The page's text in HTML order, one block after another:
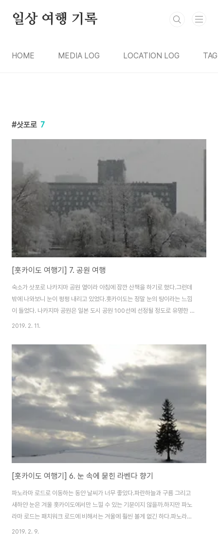
일상 여행 기록
HOME MEDIA LOG LOCATION LOG TAG
삿포로 7
[홋카이도 여행기] 7. 공원 여행
숙소가 삿포로 나카지마 공원 옆이라 아침에 잠깐 산책을 하기로 했다.그런데
밖에 나와보니 눈이 펑펑 내리고 있었다.홋카이도는 정말 눈의 땅이라는 느낌
이 들었다. 나카지마 공원은 일본 도시 공원 100선에 선정될 정도로 유명한 공
원이다.이 곳은 나무를 저장해 두는 연못이 만들어졌다가 점차 사용되지 않게
정비된 곳이다.약 21헥타르의 넓이로 꽤 넓다. 나카지마 공원 안에는 천문대가
있다.엄청 야트막한 곳에 위치해 있어서 별이 잘 보일까 하는 생각을 잠깐 했다.
그렇지만 큰 공원 한 가운데 있으니 주변 방해물이 없어서 나을 것 같단 생각도
들었다. 개척시대에 영빈관과 호텔로 세워진 역사적 건축물 호헤이칸이 공원
한 쪽에 있다.건물이 이국적..
2019. 2. 11.
[홋카이도 여행기] 6. 눈 속에 묻힌 라벤다 향기
파노라마 로드로 이동하는 동안 날씨가 너무 좋았다.파란하늘과 구름 그리고
새하얀 눈은 겨울 홋카이도에서만 느낄 수 있는 기분이지 않을까.하지만 파노
라마 로드는 패치워크 로드에 비해서는 겨울에 훨씬 볼게 없긴 하다.파노라마
로드라는 이름은 파노라마처럼 펼쳐진 언덕이 펼쳐져 있어서 붙여진 이름이다.
2019. 2. 9.